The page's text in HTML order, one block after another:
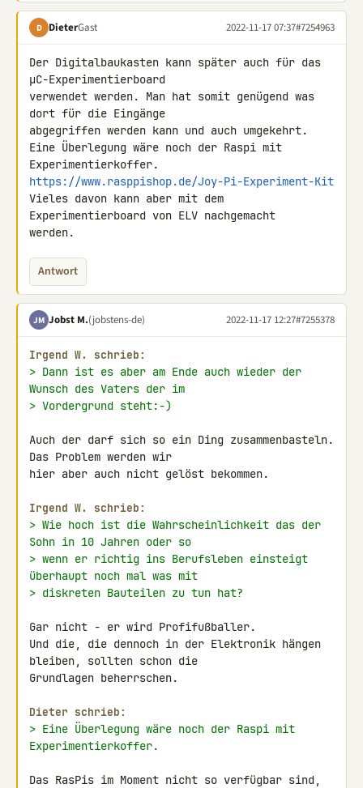
D DieterGast 2022-11-17 07:37#7254963
Der Digitalbaukasten kann später auch für das
µC-Experimentierboard
verwendet werden. Man hat somit genügend was
dort für die Eingänge
abgegriffen werden kann und auch umgekehrt.
Eine Überlegung wäre noch der Raspi mit
https://www.rasppishop.de/Joy-Pi-Experiment-Kit
Vieles davon kann aber mit dem
Experimentierboard von ELV nachgemacht
werden.
Antwort
JM Jobst M.(jobstens-de) 2022-11-17 12:27#7255378
Irgend W. schrieb:
> Dann ist es aber am Ende auch wieder der
Wunsch des Vaters der im
> Vordergrund steht:-)
Auch der darf sich so ein Ding zusammenbasteln.
Das Problem werden wir
hier aber auch nicht gelöst bekommen.
Irgend W. schrieb:
> Wie hoch ist die Wahrscheinlichkeit das der
Sohn in 10 Jahren oder so
> wenn er richtig ins Berufsleben einsteigt
überhaupt noch mal was mit
> diskreten Bauteilen zu tun hat?
Gar nicht - er wird Profifußballer.
Und die, die dennoch in der Elektronik hängen
bleiben, sollten schon die
Grundlagen beherrschen.
Dieter schrieb:
> Eine Überlegung wäre noch der Raspi mit
Experimentierkoffer.
Das RasPis im Moment nicht so verfügbar sind,